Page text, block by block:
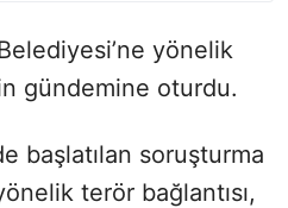
yönelik
gündemine oturdu.
başlatılan soruşturma
terör bağlantısı,